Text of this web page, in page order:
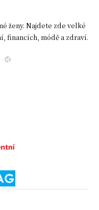
ženy. Najdete zde velké
financích, módě a zdraví.